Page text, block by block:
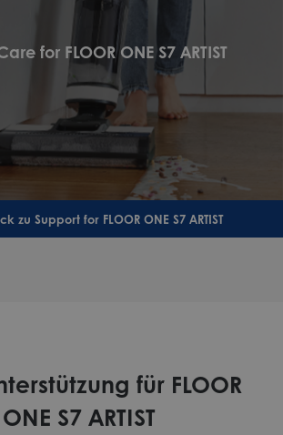
for FLOOR ONE S7 ARTIST
zu Support for FLOOR ONE S7 ARTIST
für FLOOR
ONE S7 ARTIST